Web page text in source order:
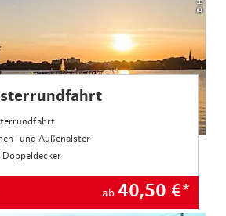
und Außenalster
Doppeldecker
ab 40,50 €*